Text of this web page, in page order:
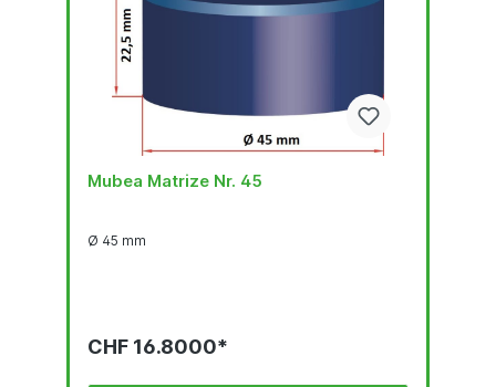
Mubea Matrize Nr. 45
Ø 45 mm
CHF 16.8000*